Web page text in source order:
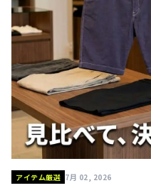
アイテム厳選 7月 02, 2026